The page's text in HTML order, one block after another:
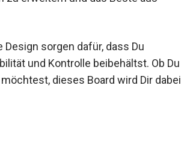
sorgen dafür, dass Du
und Kontrolle beibehältst. Ob Du
dieses Board wird Dir dabei